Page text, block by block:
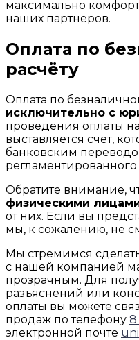
максимально
наших партнеров.
Оплата по
расчёту
Оплата по
исключительно с
проведения оплаты
выставляется счет,
банковским
Обратите внимание,
физическими
от них. Если вы
мы, к сожалению, не
Мы стремимся
с нашей компанией
прозрачным. Для
разъяснений или
оплаты вы можете
продаж по телефону 8
электронной почте